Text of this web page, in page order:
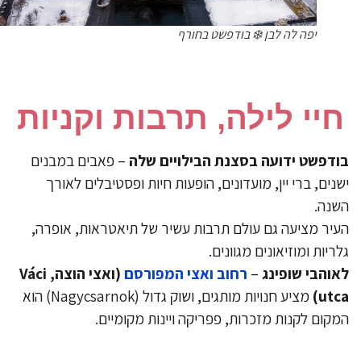
יפה לה לבן ❄️ בודפשט בחורף
לילה, תרבות וקניות
ידועה בסצנת הבילויים שלה– פאבים במבנים
ברי יין, מועדונים, הופעות חיות ופסטיבלים לאורך
מציעה גם עולם תרבות עשיר של תיאטראות, אופרה,
ומוזיאונים מגוונים.
שופינג–רחוב ואצי המפורסם
(ואצי הוצה, Váci
מציע חנויות מותגים, ושוק גדול (Nagycsarnok) הוא
לקנות מזכרות, פפריקה ויינות מקומיים.